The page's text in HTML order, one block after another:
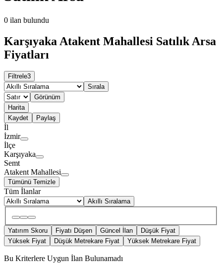
0 ilan bulundu
Karşıyaka Atakent Mahallesi Satılık Arsa
Fiyatları
Filtrele3
Sırala
Görünüm
Harita
Kaydet
Paylaş
İl
İzmir
İlçe
Karşıyaka
Semt
Atakent Mahallesi
Tümünü Temizle
Tüm İlanlar
Akıllı Sıralama
Yatırım Skoru Fiyatı Düşen Güncel İlan
Düşük Fiyat
Yüksek Fiyat
Düşük Metrekare Fiyat Yüksek Metrekare Fiyat
Bu Kriterlere Uygun İlan Bulunamadı